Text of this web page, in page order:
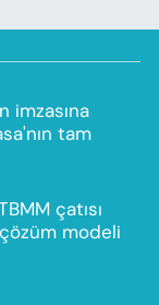
imzasına
tam
çatısı
modeli